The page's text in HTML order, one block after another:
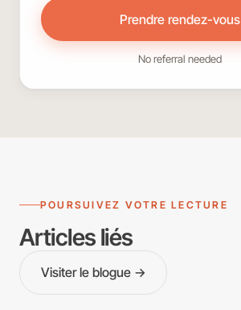
Prendre rendez-vous
No referral needed
POURSUIVEZ VOTRE LECTURE
Articles liés
Visiter le blogue →